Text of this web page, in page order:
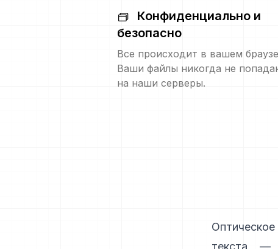
Конфиденциально и
безопасно
Все происходит в вашем
Ваши файлы никогда не
на наши серверы.
текста —